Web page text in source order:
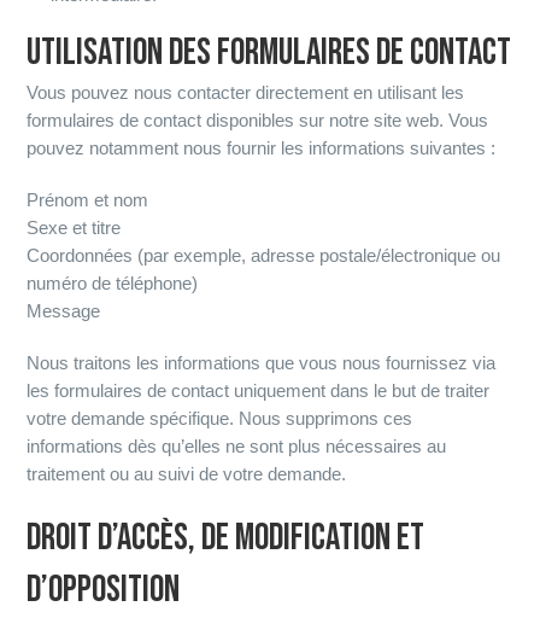
UTILISATION DES FORMULAIRES DE CONTACT
Vous pouvez nous contacter directement en utilisant les
formulaires de contact disponibles sur notre site web. Vous
pouvez notamment nous fournir les informations suivantes :
Prénom et nom
Sexe et titre
Coordonnées (par exemple, adresse postale/électronique ou
numéro de téléphone)
Message
Nous traitons les informations que vous nous fournissez via
les formulaires de contact uniquement dans le but de traiter
votre demande spécifique. Nous supprimons ces
informations dès qu’elles ne sont plus nécessaires au
traitement ou au suivi de votre demande.
DROIT D’ACCÈS, DE MODIFICATION ET
D’OPPOSITION